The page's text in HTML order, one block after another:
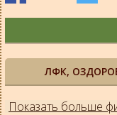
ЛФК,
Показать больше